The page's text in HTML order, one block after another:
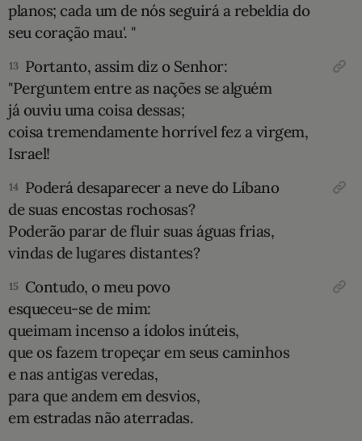
planos; cada um de nós seguirá a rebeldia do
seu coração mau'. "
13 Portanto, assim diz o Senhor:
"Perguntem entre as nações se alguém
já ouviu uma coisa dessas;
coisa tremendamente horrível fez a virgem,
Israel!
14 Poderá desaparecer a neve do Líbano
de suas encostas rochosas?
Poderão parar de fluir suas águas frias,
vindas de lugares distantes?
15 Contudo, o meu povo
esqueceu-se de mim:
queimam incenso a ídolos inúteis,
que os fazem tropeçar em seus caminhos
e nas antigas veredas,
para que andem em desvios,
em estradas não aterradas.